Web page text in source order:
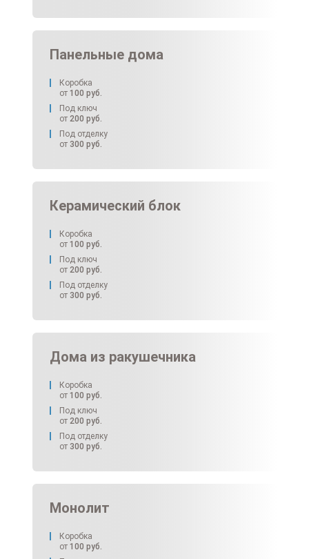
Панельные дома
Коробка
от 100 руб.
Под ключ
от 200 руб.
Под отделку
от 300 руб.
Керамический блок
Коробка
от 100 руб.
Под ключ
от 200 руб.
Под отделку
от 300 руб.
Дома из ракушечника
Коробка
от 100 руб.
Под ключ
от 200 руб.
Под отделку
от 300 руб.
Монолит
Коробка
от 100 руб.